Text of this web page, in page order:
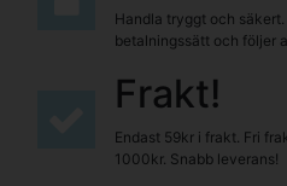
Handla tryggt och
betalningssätt och följer
Frakt!
Endast 59kr i frakt. Fri
1000kr. Snabb leverans!